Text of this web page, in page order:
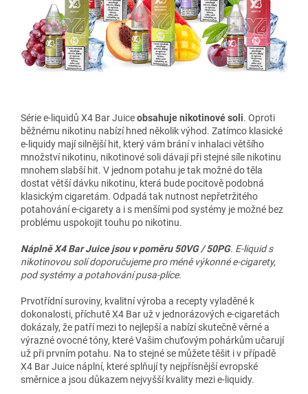
Série e-liquidů X4 Bar Juiceobsahuje nikotinové soli. Oproti
běžnému nikotinu nabízí hned několik výhod. Zatímco klasické
e-liquidy mají silnější hit, který vám brání v inhalaci většího
množství nikotinu, nikotinové soli dávají při stejné síle nikotinu
mnohem slabší hit. V jednom potahu je tak možné do těla
dostat větší dávku nikotinu, která bude pocitově podobná
klasickým cigaretám. Odpadá tak nutnost nepřetržitého
potahování e-cigarety a i s menšími pod systémy je možné bez
problému uspokojit touhu po nikotinu.
Náplně X4 Bar Juice jsou v poměru 50VG / 50PG. E-liquid s
nikotinovou solí doporučujeme pro méně výkonné e-cigarety,
pod systémy a potahování pusa-plíce.
Prvotřídní suroviny, kvalitní výroba a recepty vyladěné k
dokonalosti, příchutě X4 Bar už v jednorázových e-cigaretách
dokázaly, že patří mezi to nejlepší a nabízí skutečně věrné a
výrazné ovocné tóny, které Vašim chuťovým pohárkům učarují
už při prvním potahu. Na to stejné se můžete těšit i v případě
X4 Bar Juice náplní, které splňují ty nejpřísnější evropské
směrnice a jsou důkazem nejvyšší kvality mezi e-liquidy.